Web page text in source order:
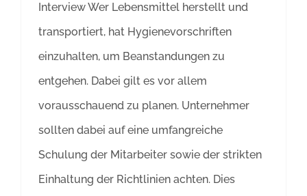
Interview Wer Lebensmittel herstellt und
transportiert, hat Hygienevorschriften
einzuhalten, um Beanstandungen zu
entgehen. Dabei gilt es vor allem
vorausschauend zu planen. Unternehmer
sollten dabei auf eine umfangreiche
Schulung der Mitarbeiter sowie der strikten
Einhaltung der Richtlinien achten. Dies